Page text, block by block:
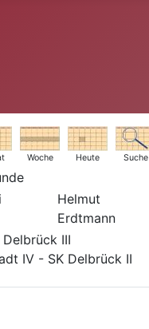
Woche Heute Suche
Helmut
Erdtmann
III
IV - SK Delbrück II